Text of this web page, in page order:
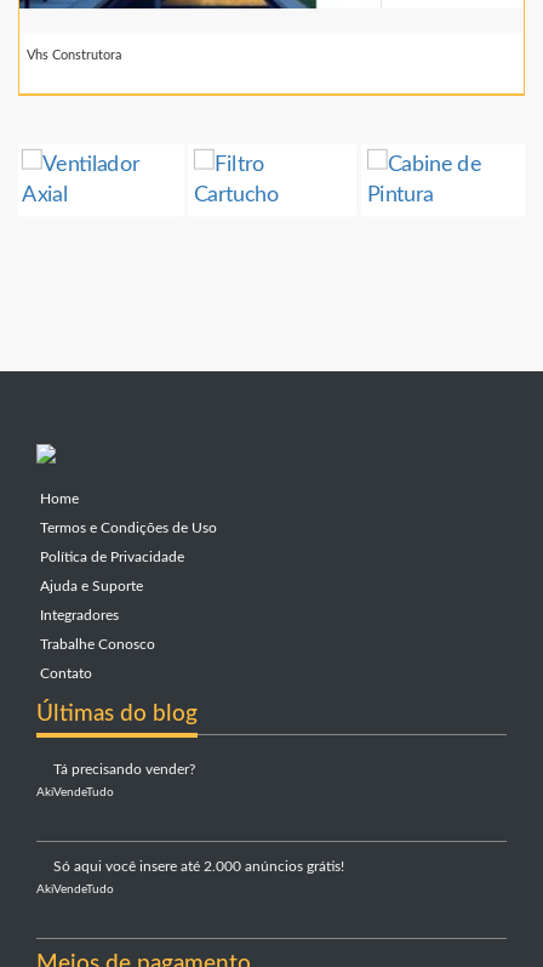
Vhs Construtora
Home
Termos e Condições de Uso
Política de Privacidade
Ajuda e Suporte
Integradores
Trabalhe Conosco
Contato
Últimas do blog
Tá precisando vender?
AkiVendeTudo
Só aqui você insere até 2.000 anúncios grátis!
AkiVendeTudo